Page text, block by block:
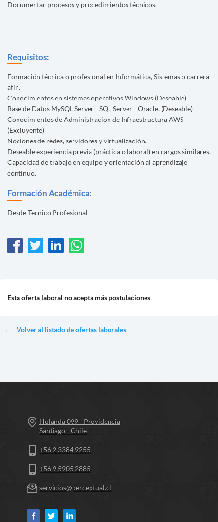
Documentar procesos y procedimientos técnicos.
Requisitos:
Formación técnica o profesional en Informática, Sistemas o carrera
afín.
Conocimientos en sistemas operativos Windows (Deseable)
Base de Datos MySQL Server - SQL Server - Oracle. (Deseable)
Conocimientos de Administracion de Infraestructura AWS
(Excluyente)
Nociones de redes, servidores y virtualización.
Deseable experiencia previa (práctica o laboral) en cargos similares.
Capacidad de trabajo en equipo y orientación al aprendizaje
continuo.
Formación Académica:
Desde Tecnico Profesional
Esta oferta laboral no acepta más postulaciones
Volver al listado de ofertas laborales
Holanda 099 - Providencia
Santiago - Chile
+56 2 3384 9255
+56 9 5905 2885
servicios@perceptual.cl